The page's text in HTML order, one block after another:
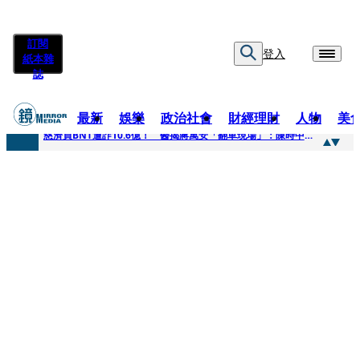
訂閱
紙本雜
誌
登入
最新 娛樂 政治社會 財經理財 人物 美
快訊
慈濟買BNT遭詐10.6億！ 醫揭蔣萬安「翻車現場」：陳時中當年是阻止被騙